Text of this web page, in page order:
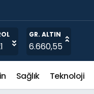
GR. ALTIN
6.660,55
Sağlık Teknoloji